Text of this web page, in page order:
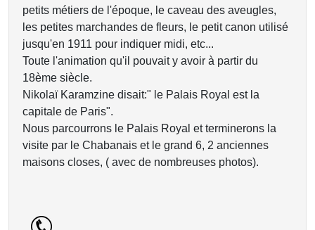
petits métiers de l'époque, le caveau des aveugles,
les petites marchandes de fleurs, le petit canon utilisé
jusqu'en 1911 pour indiquer midi, etc...
Toute l'animation qu'il pouvait y avoir à partir du
18ème siècle.
Nikolaï Karamzine disait:" le Palais Royal est la
capitale de Paris".
Nous parcourrons le Palais Royal et terminerons la
visite par le Chabanais et le grand 6, 2 anciennes
maisons closes, ( avec de nombreuses photos).